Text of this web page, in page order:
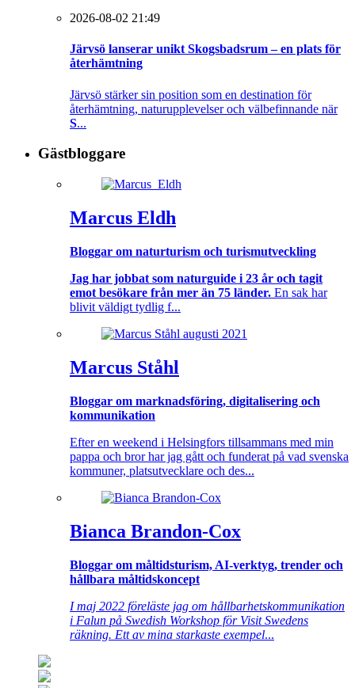
2026-08-02 21:49
Järvsö lanserar unikt Skogsbadsrum – en plats för
återhämtning
Järvsö stärker sin position som en destination för
återhämtning, naturupplevelser och välbefinnande när
S...
Gästbloggare
Marcus Eldh
Bloggar om naturturism och turismutveckling
Jag har jobbat som naturguide i 23 år och tagit
emot besökare från mer än 75 länder. En sak har
blivit väldigt tydlig f...
Marcus Ståhl
Bloggar om marknadsföring, digitalisering och
kommunikation
Efter en weekend i Helsingfors tillsammans med min
pappa och bror har jag gått och funderat på vad svenska
kommuner, platsutvecklare och des...
Bianca Brandon-Cox
Bloggar om måltidsturism, AI-verktyg, trender och
hållbara måltidskoncept
I maj 2022 föreläste jag om hållbarhetskommunikation
i Falun på Swedish Workshop för Visit Swedens
räkning. Ett av mina starkaste exempel...